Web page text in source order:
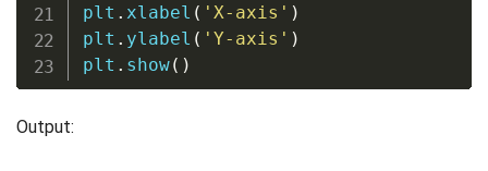
plt . xlabel ( 'X-axis' )
plt . ylabel ( 'Y-axis' )
plt . show( )
Output: